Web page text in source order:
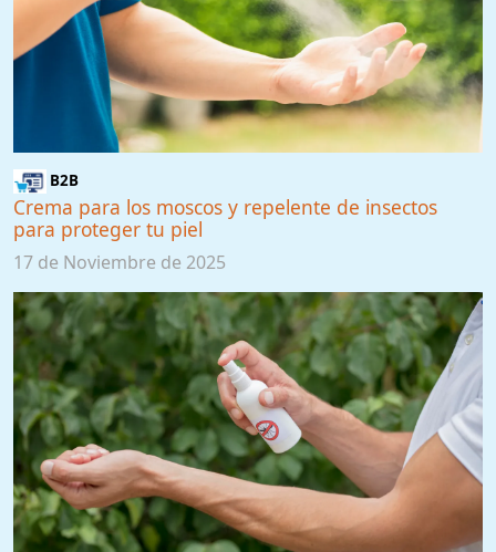
B2B
Crema para los moscos y repelente de insectos
para proteger tu piel
17 de Noviembre de 2025